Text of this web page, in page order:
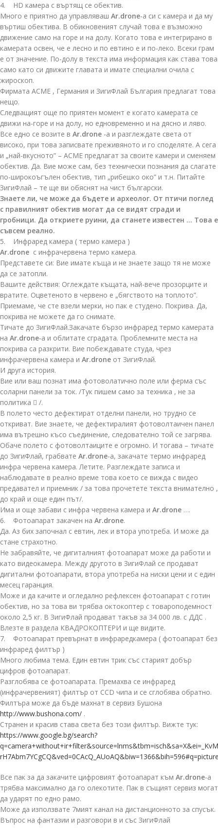
4. HD камера с въртящ се обектив.
Много е приятно да управляваш Ar.drone-а си с камера и да му
въртиш обектива. В обикновеният случай това е възможно
движение само на горе и на долу. Когато това е интегрирано в
камерата освен, че е лесно и по евтино е и по-леко. Всеки грам
е от значение. По-долу в текста има информация как става това
само като си движите главата и имате специални очила с
жироскоп.
Фирмата ACME , Германия и ЗигиФлай България предлагат това
нещо.
Следващият още по приятен момент е когато камерата се
движи на-горе и на долу, но едновременно и на дясно и ляво.
Все едно се возите в Ar.drone -а и разглеждате света от
високо, при това записвате преживяното и го споделяте. А сега
и „най-вкусното” – ACME предлагат за своите камери и сменяем
обектив. Да. Вие може сам, без технически познания да слагате
по-широкоъгълен обектив, тип „рибешко око” и т.н. Питайте
ЗигиФлай – те ще ви обяснят на чист български.
Знаете ли, че може да бъдете и археолог. От птичи поглед
с правилният обектив могат да се видят сгради и
гробници. Да откриете руини, да станете известен … Това е
съвсем реално.
5. Инфраред камера ( термо камера )
Ar.drone с инфрачервена термо камера.
Представете си: Вие имате къща и не знаете защо тя не може
да се затопли.
Вашите действия: Оглеждате къщата, най-вече прозорците и
вратите. Оцветеното в червено е „бягството на топлото”.
Приемаме, че сте взели мерки, но пак е студено. Покрива. Да,
покрива не можете да го снимате.
Тичате до ЗигиФлай.Закачате бързо инфраред термо камерата
на Ar.drone-а и облитате сградата. Проблемните места на
покрива са разкрити. Вие побеждавате студа, чрез
инфрачервена камера и Ar.drone от ЗигиФлай.
И друга история.
Вие или ваш познат има фотоволатично поле или ферма със
соларни панели за ток. /Тук пишем само за техника , не за
политика  /.
В полето често дефектират отделни панели, но трудно се
откриват. Вие знаете, че дефектиралият фотоволтаичен панел
има вътрешно късо съединение, следователно той се загрява.
Обаче полето с фотоволтаиците е огромно. И тогава – тичате
до ЗигиФлай, грабвате Ar.drone-а, закачате термо инфраред
инфра червена камера. Летите. Разглеждате записа и
наблюдавате в реално време това което се вижда с видео
предавател и приемник / за това прочетете текста внимателно ,
до край и още един път/.
Има и още забави с инфра червена камера и Ar.drone ….
6. Фотоапарат закачен на Ar.drone.
Да. Аз бих започнал с евтин, лек и втора употреба. И може да
стане страхотно.
Не забравяйте, че дигиталният фотоапарат може да работи и
като видеокамера. Между другото в ЗигиФлай се продават
дигитални фотоапарати, втора употреба на ниски цени и с един
месец гаранция.
Може и да качите и огледално рефлексен фотоапарат с готин
обектив, но за това ви трябва октокоптер с товароподемност
около 2,5 кг. В ЗигиФлай продават такъв за 34 000 лв. с ДДС .
Влезте в раздела КВАДРОКОПТЕРИ и ще видите.
7. Фотоапарат превърнат в инфраредкамера ( фотоапарат без
инфраред филтър )
Много любима тема. Един евтин трик със старият добър
цифров фотоапарат.
Разглобява се фотоапарата. Премахва се инфраред
(инфрачервеният) филтър от CCD чипа и се сглобява обратно.
Филтъра може да бъде махнат в сервиз Бушона
http://www.bushona.com/ .
Странен и красив става света без този филтър. Вижте тук:
https://www.google.bg/search?
Все пак за да закачите цифровият фотоапарат към Ar.drone-а
трябва максимално да го олекотите. Пак в същият сервиз могат
да ударят по едно рамо.
Може да използвате 7мият канал на дистанционното за спусък.
Въпрос на фантазии и разговори в и със ЗигиФлай